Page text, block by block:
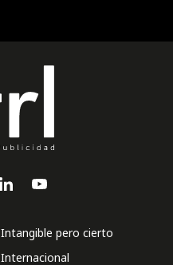
Intangible pero cierto
Internacional